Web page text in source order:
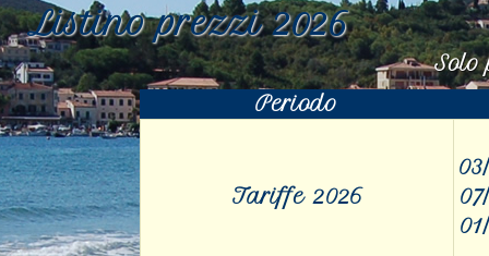
Listino prezzi 2026
Solo
Periodo
Tariffe 2026